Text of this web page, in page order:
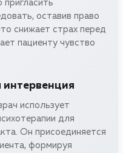
оставив право
снижает страх перед
пациенту чувство
использует
для
Он присоединяется
формируя